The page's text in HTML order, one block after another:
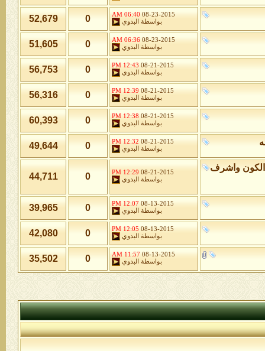
08-23-2015
06:40 AM
بواسطة
البدوي 0
52,679
08-23-2015
06:36 AM
بواسطة
البدوي 0
51,605
08-21-2015
12:43 PM
بواسطة
البدوي 0
56,753
08-21-2015
12:39 PM
بواسطة
البدوي 0
56,316
08-21-2015
12:38 PM
بواسطة
البدوي 0
60,393
08-21-2015
12:32 PM
بواسطة
البدوي 0
49,644
واشرف 08-21-2015
12:29 PM
بواسطة
البدوي 0
44,711
08-13-2015
12:07 PM
بواسطة
البدوي 0
39,965
08-13-2015
12:05 PM
بواسطة
البدوي 0
42,080
08-13-2015
11:57 AM
بواسطة
البدوي 0
35,502